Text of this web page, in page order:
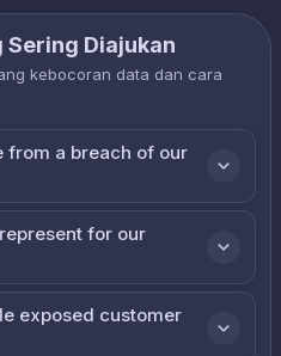
Sering Diajukan
kebocoran data dan cara
from a breach of our
for our
exposed customer